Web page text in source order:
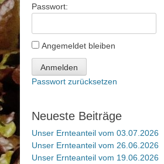
Passwort:
Angemeldet bleiben
Anmelden
Passwort zurücksetzen
Neueste Beiträge
Unser Ernteanteil vom 03.07.2026
Unser Ernteanteil vom 26.06.2026
Unser Ernteanteil vom 19.06.2026